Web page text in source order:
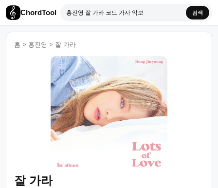
ChordTool 검색
홈 > 홍진영 > 잘 가라
잘 가라